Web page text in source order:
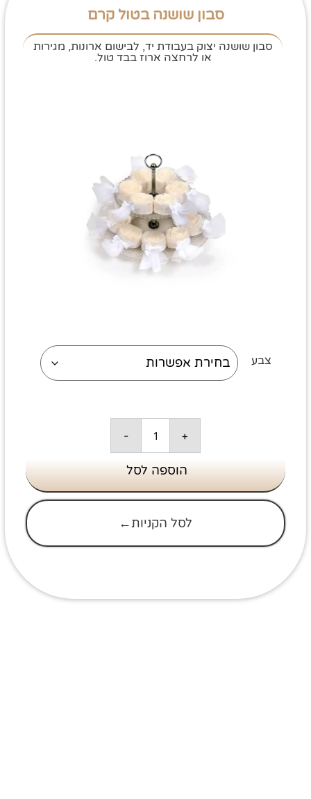
סבון שושנה בטול קרם
סבון שושנה יצוק בעבודת יד, לבישום ארונות, מגירות
או לרחצה ארוז בבד טול.
צבע
- +
הוספה לסל
לסל הקניות←